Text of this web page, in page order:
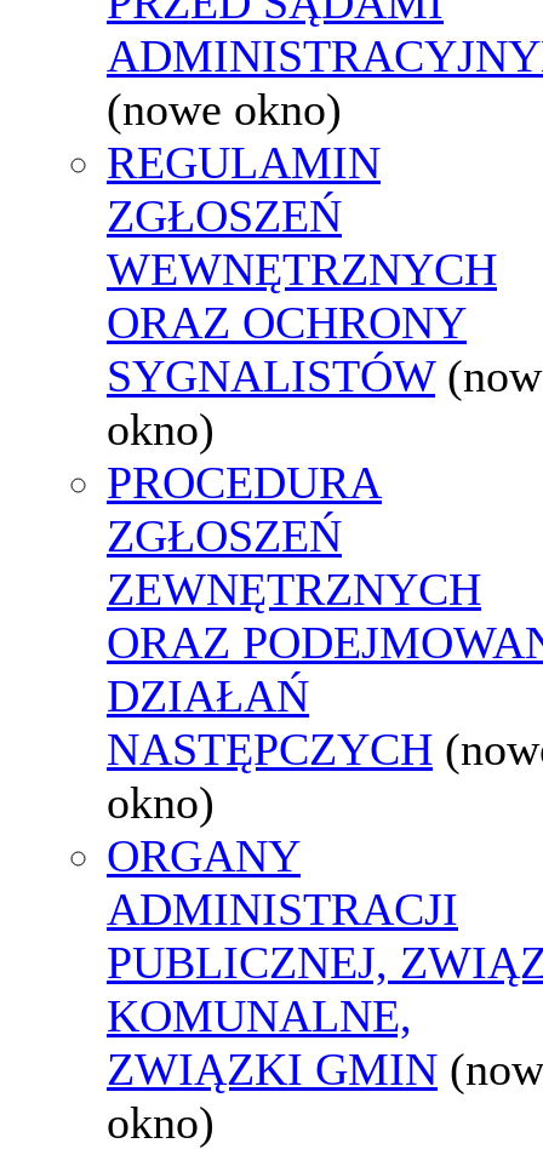
(nowe okno)
REGULAMIN
ZGŁOSZEŃ
WEWNĘTRZNYCH
ORAZ OCHRONY
SYGNALISTÓW
okno)
PROCEDURA
ZGŁOSZEŃ
ZEWNĘTRZNYCH
ORAZ
DZIAŁAŃ
NASTĘPCZYCH
okno)
ORGANY
ADMINISTRACJI
PUBLICZNEJ,
KOMUNALNE,
ZWIĄZKI GMIN
okno)